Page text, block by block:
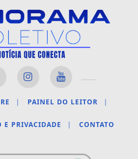
| PAINEL DO LEITOR |
E PRIVACIDADE | CONTATO